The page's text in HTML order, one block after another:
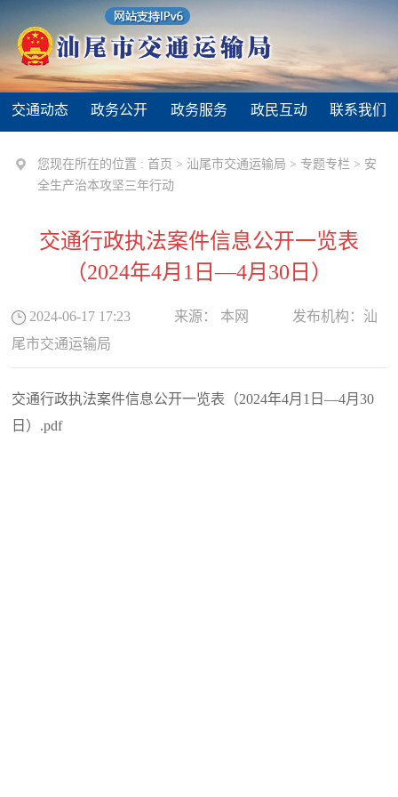
交通动态 政务公开 政务服务 政民互动 联系我们
您现在所在的位置 : 首页 > 汕尾市交通运输局 > 专题专栏 > 安
全生产治本攻坚三年行动
交通行政执法案件信息公开一览表
（2024年4月1日—4月30日）
2024-06-17 17:23 来源： 本网 发布机构： 汕
尾市交通运输局
交通行政执法案件信息公开一览表（2024年4月1日—4月30
日）.pdf